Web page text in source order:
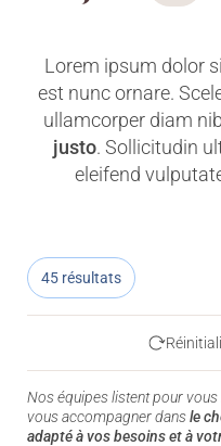
Lorem ipsum dolor
est nunc ornare.
ullamcorper diam
justo. Sollicitudin
eleifend
45 résultats
Nos équipes listent pour
vous accompagner dansle
adapté à vos besoins et à